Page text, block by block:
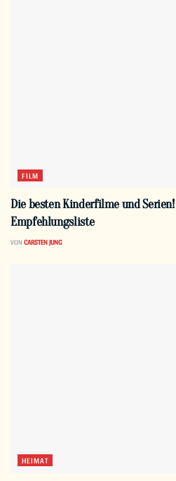
FILM
Die besten Kinderfilme und
Empfehlungsliste
VON CARSTEN JUNG
HEIMAT